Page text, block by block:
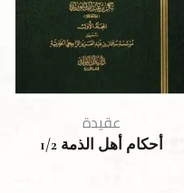
عقيدة
أحكام أهل الذمة 1/2